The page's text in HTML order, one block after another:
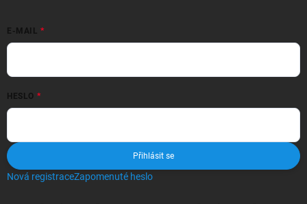
E-MAIL
HESLO
Přihlásit se
Nová registraceZapomenuté heslo